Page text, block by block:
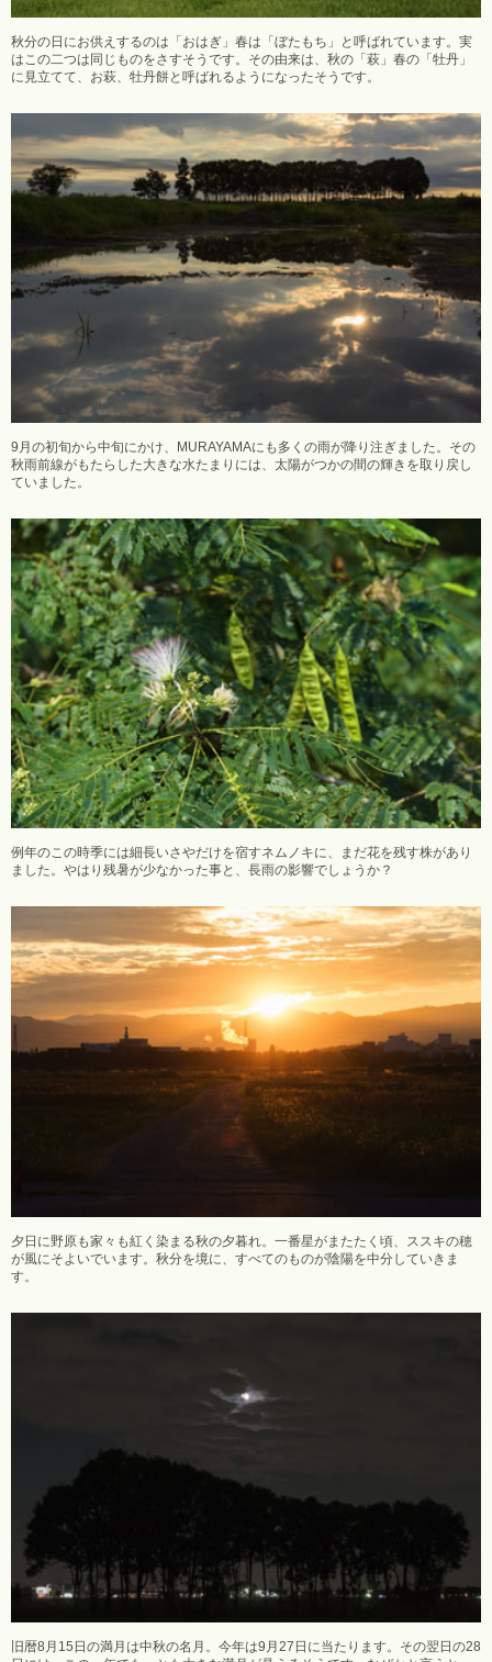
秋分の日にお供えするのは「おはぎ」春は「ぼたもち」と呼ばれています。実
はこの二つは同じものをさすそうです。その由来は、秋の「萩」春の「牡丹」
に見立てて、お萩、牡丹餅と呼ばれるようになったそうです。
9月の初旬から中旬にかけ、MURAYAMAにも多くの雨が降り注ぎました。その
秋雨前線がもたらした大きな水たまりには、太陽がつかの間の輝きを取り戻し
ていました。
例年のこの時季には細長いさやだけを宿すネムノキに、まだ花を残す株があり
ました。やはり残暑が少なかった事と、長雨の影響でしょうか？
夕日に野原も家々も紅く染まる秋の夕暮れ。一番星がまたたく頃、ススキの穂
が風にそよいでいます。秋分を境に、すべてのものが陰陽を中分していきま
す。
旧暦8月15日の満月は中秋の名月。今年は9月27日に当たります。その翌日の28